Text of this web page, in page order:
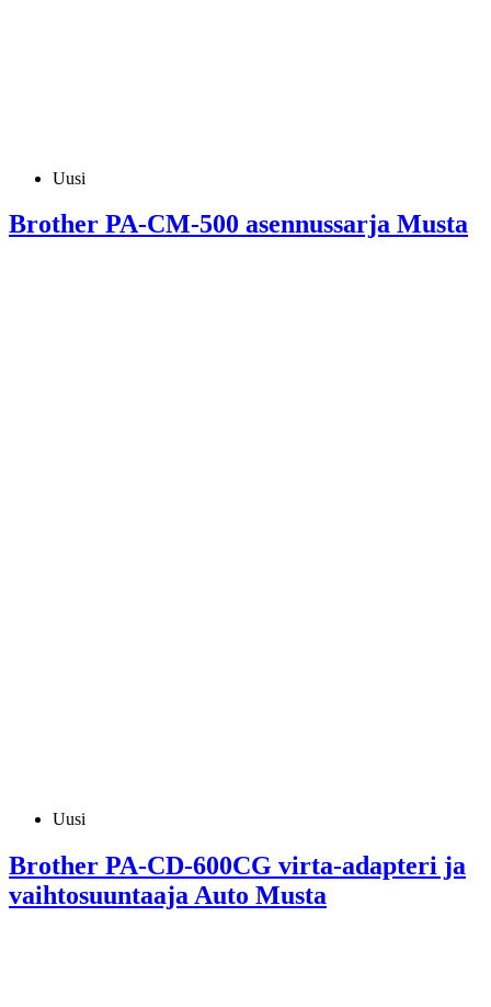
Uusi
Brother PA-CM-500 asennussarja Musta
Uusi
Brother PA-CD-600CG virta-adapteri ja
vaihtosuuntaaja Auto Musta